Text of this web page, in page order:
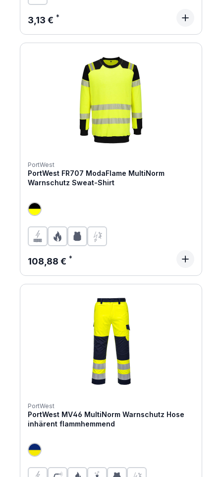
Regulärer Preis:
3,13 €
PortWest
PortWest FR707 ModaFlame MultiNorm
Warnschutz Sweat-Shirt
Regulärer Preis:
108,88 €
PortWest
PortWest MV46 MultiNorm Warnschutz Hose
inhärent flammhemmend